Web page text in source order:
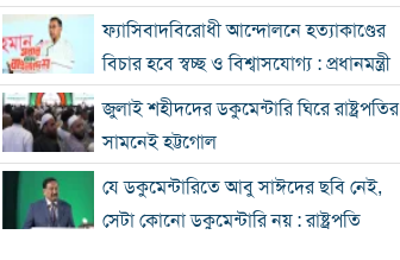
ফ্যাসিবাদবিরোধী আন্দোলনে হত্যাকাণ্ডের
বিচার হবে স্বচ্ছ ও বিশ্বাসযোগ্য : প্রধানমন্ত্রী
জুলাই শহীদদের ডকুমেন্টারি ঘিরে রাষ্ট্রপতির
সামনেই হট্টগোল
যে ডকুমেন্টারিতে আবু সাঈদের ছবি নেই,
সেটা কোনো ডকুমেন্টারি নয় : রাষ্ট্রপতি